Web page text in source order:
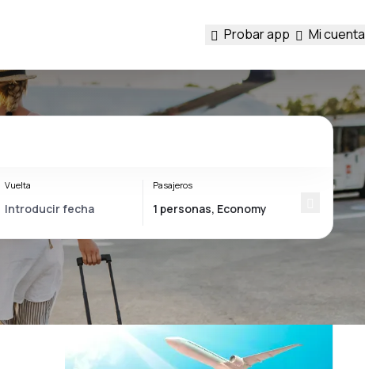
Probar app Mi cuenta
Vuelta Pasajeros